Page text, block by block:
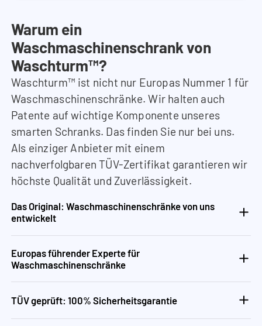
Warum ein
Waschmaschinenschrank von
Waschturm™?
Waschturm™ ist nicht nur Europas Nummer 1 für
Waschmaschinenschränke. Wir halten auch
Patente auf wichtige Komponente unseres
smarten Schranks. Das finden Sie nur bei uns.
Als einziger Anbieter mit einem
nachverfolgbaren TÜV-Zertifikat garantieren wir
höchste Qualität und Zuverlässigkeit.
Das Original: Waschmaschinenschränke von uns
entwickelt
Europas führender Experte für
Waschmaschinenschränke
TÜV geprüft: 100% Sicherheitsgarantie